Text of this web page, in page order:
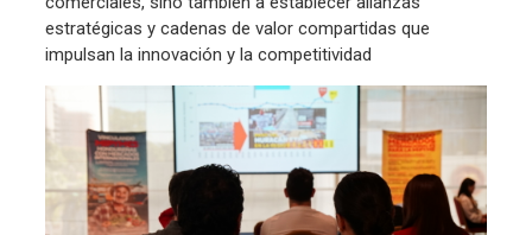
estratégicas y cadenas de valor compartidas que
impulsan la innovación y la competitividad